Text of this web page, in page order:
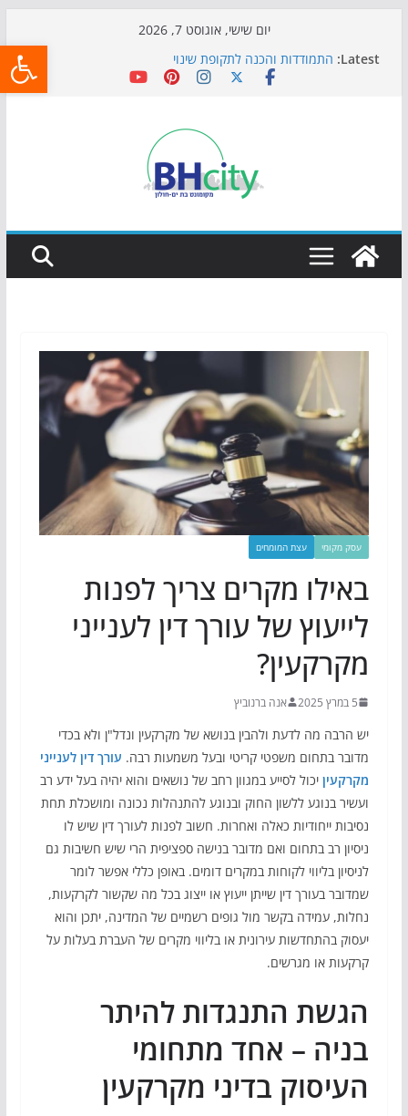
יום שישי, אוגוסט 7, 2026
Latest: התמודדות והכנה לתקופת שינוי
אי ההרפתקאות ממשיך לכבוש את הגינות: מאות משפחות
כדורגל באווירה מיוחדת: הקרנת גמר המונדיאל בטרמינל
הקיץ של בני הנוער בבת־ים: חוף הריביירה הופך למרחב
בטוח בשעות הערב
עסק מקומי עצת המומחים
באילו מקרים צריך לפנות
לייעוץ של עורך דין לענייני
מקרקעין?
5 במרץ 2025 אנה ברנוביץ
יש הרבה מה לדעת ולהבין בנושא של מקרקעין ונדל"ן ולא בכדי
מדובר בתחום משפטי קריטי ובעל משמעות רבה. עורך דין לענייני
מקרקעיןיכול לסייע במגוון רחב של נושאים והוא יהיה בעל ידע רב
ועשיר בנוגע ללשון החוק ובנוגע להתנהלות נכונה ומושכלת תחת
נסיבות ייחודיות כאלה ואחרות. חשוב לפנות לעורך דין שיש לו
ניסיון רב בתחום ואם מדובר בנישה ספציפית הרי שיש חשיבות גם
לניסיון בליווי לקוחות במקרים דומים. באופן כללי אפשר לומר
שמדובר בעורך דין שייתן ייעוץ או ייצוג בכל מה שקשור לקרקעות,
נחלות, עמידה בקשר מול גופים רשמיים של המדינה, יתכן והוא
יעסוק בהתחדשות עירונית או בליווי מקרים של העברת בעלות על
קרקעות או מגרשים.
הגשת התנגדות להיתר
בניה – אחד מתחומי
העיסוק בדיני מקרקעין